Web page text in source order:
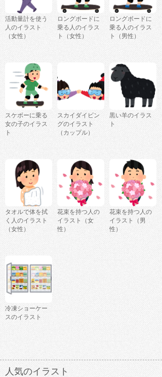
活動量計を使う
人のイラスト
（女性）
ロングボードに
乗る人のイラス
ト（女性）
ロングボードに
乗る人のイラス
ト（男性）
スケボーに乗る
女の子のイラス
ト
スカイダイビン
グのイラスト
（カップル）
黒い羊のイラス
ト
タオルで体を拭
く人のイラスト
（女性）
花束を持つ人の
イラスト（女
性）
花束を持つ人の
イラスト（男
性）
冷凍ショーケー
スのイラスト
人気のイラスト